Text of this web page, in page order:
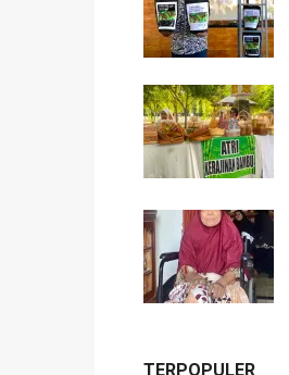
TERPOPULER